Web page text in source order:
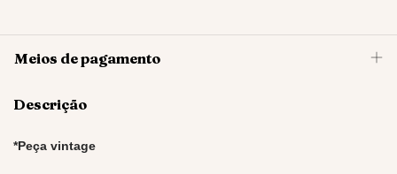
Meios de pagamento
Descrição
*Peça vintage